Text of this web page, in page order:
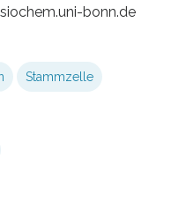
bonn.de
Stammzelle